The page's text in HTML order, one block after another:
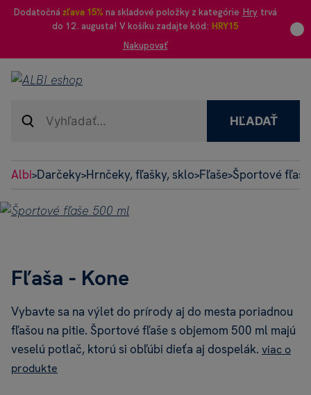
Dodatočná zľava 15% na skladové položky z kategórie Hry trvá
do 12. augusta! V košíku zadajte kód: HRY15
Nakupovať
HĽADAŤ
Albi>Darčeky>Hrnčeky, fľašky, sklo>Fľaše>Športové
Fľaša - Kone
Vybavte sa na výlet do prírody aj do mesta poriadnou
fľašou na pitie. Športové fľaše s objemom 500 ml majú
veselú potlač, ktorú si obľúbi dieťa aj dospelák. viac o
produkte